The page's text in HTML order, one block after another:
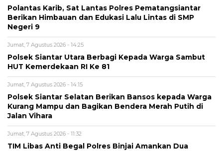
Polantas Karib, Sat Lantas Polres Pematangsiantar
Berikan Himbauan dan Edukasi Lalu Lintas di SMP
Negeri 9
Jumat, 7 Agustus 2026 - 14:25
Polsek Siantar Utara Berbagi Kepada Warga Sambut
HUT Kemerdekaan RI Ke 81
Jumat, 7 Agustus 2026 - 14:15
Polsek Siantar Selatan Berikan Bansos kepada Warga
Kurang Mampu dan Bagikan Bendera Merah Putih di
Jalan Vihara
Jumat, 7 Agustus 2026 - 11:32
TIM Libas Anti Begal Polres Binjai Amankan Dua